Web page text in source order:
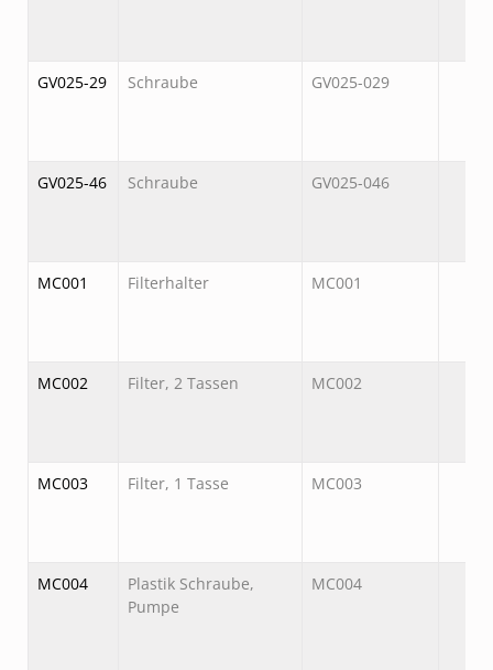
GV025-29 Schraube GV025-029
GV025-46 Schraube GV025-046
MC001 Filterhalter MC001
MC002 Filter, 2 Tassen MC002
MC003 Filter, 1 Tasse MC003
MC004
Plastik Schraube,
Pumpe
MC004